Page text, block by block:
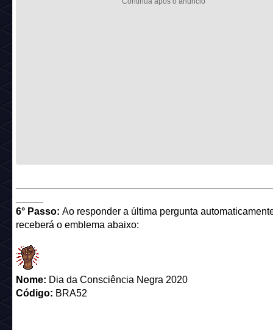
6° Passo: Ao responder a última pergunta
receberá o emblema abaixo:
Nome: Dia da Consciência Negra 2020
Código: BRA52